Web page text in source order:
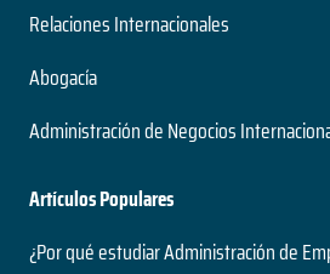
Relaciones Internacionales
Abogacía
Administración de Negocios
Artículos Populares
¿Por qué estudiar Administración de